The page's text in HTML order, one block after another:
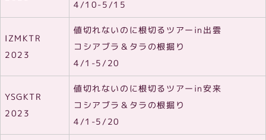
4/10-5/15
IZMKTR
2023
値切れないのに根切るツアーin出雲
コシアブラ＆タラの根掘り
4/1-5/20
YSGKTR
2023
値切れないのに根切るツアーin安来
コシアブラ＆タラの根掘り
4/1-5/20